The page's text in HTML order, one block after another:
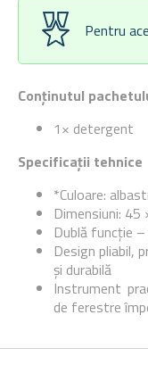
Conținutul
1× detergent
Specificații tehnice
*Culoare:
Dimensiuni:
Dublă funcție
Design pliabil,
și durabilă
Instrument
de ferestre
Pentru